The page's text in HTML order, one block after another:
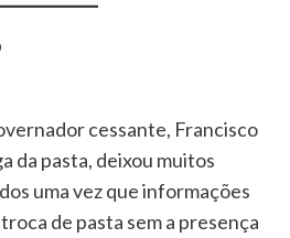
cessante, Francisco
da pasta, deixou muitos
uma vez que informações
de pasta sem a presença